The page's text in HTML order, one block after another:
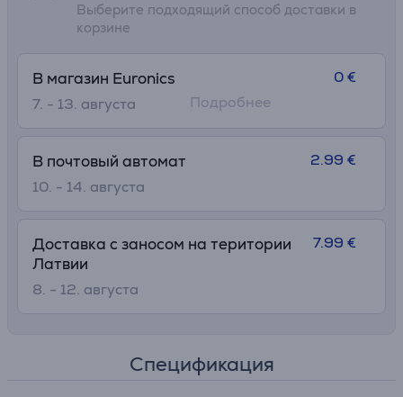
Выберите подходящий способ доставки в
корзине
В магазин Euronics
7. - 13. августа
0 €
Подробнее
В почтовый автомат
10. - 14. августа
2.99 €
Доставка с заносом на територии
Латвии
8. - 12. августа
7.99 €
Спецификация